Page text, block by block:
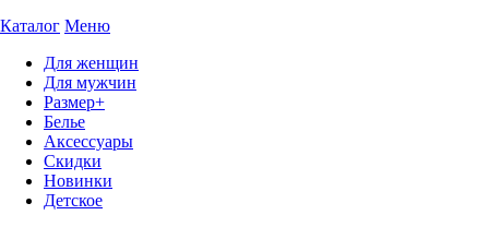
Каталог Меню
Для женщин
Для мужчин
Размер+
Белье
Аксессуары
Скидки
Новинки
Детское